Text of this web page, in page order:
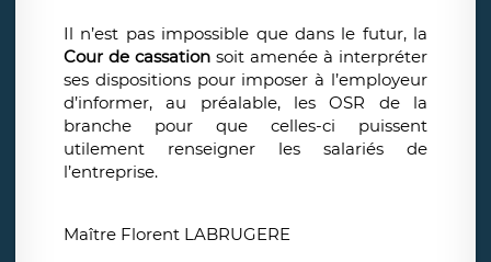
Il n’est pas impossible que dans le futur, la
Cour de cassation soit amenée à interpréter
ses dispositions pour imposer à l’employeur
d’informer, au préalable, les OSR de la
branche pour que celles-ci puissent
utilement renseigner les salariés de
l’entreprise.
Maître Florent LABRUGERE